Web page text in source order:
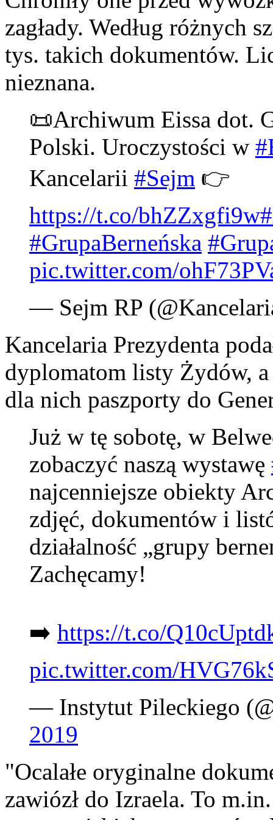
zagłady. Według różnych
tys. takich dokumentów.
nieznana.
📜Archiwum Eissa dot.
Polski. Uroczystości w
Kancelarii #Sejm 👉
https://t.co/bhZZxgfi9w
#GrupaBerneńska
pic.twitter.com/
— Sejm RP
Kancelaria Prezydenta
dyplomatom listy Żydów, a
dla nich paszporty do
Już w tę sobotę, w
zobaczyć naszą wystawę
najcenniejsze obiekty
zdjęć, dokumentów i
działalność „grupy
Zachęcamy!
➡️ https://t.co/
pic.twitter.com/
— Instytut Pileckiego
2019
"Ocalałe oryginalne
zawiózł do Izraela. To